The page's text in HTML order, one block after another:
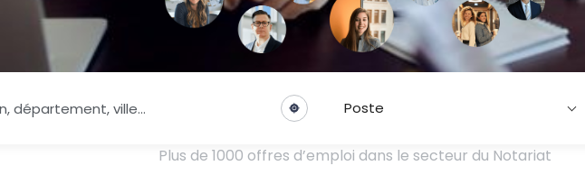
Poste
Plus de 1000 offres d’emploi dans le secteur du Notariat